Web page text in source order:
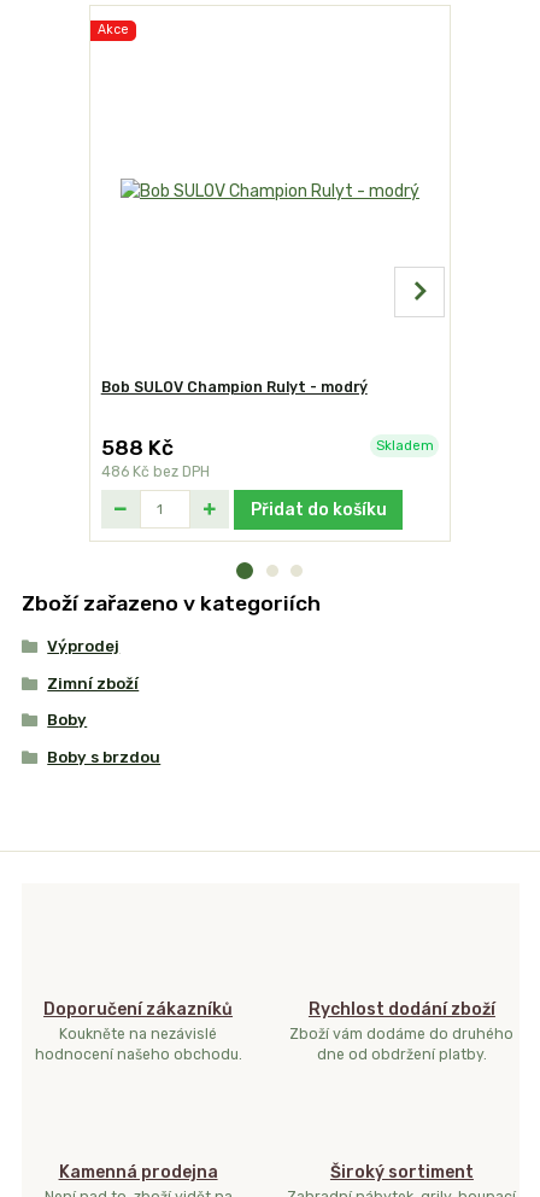
Akce
Bob SULOV Champion Rulyt - modrý
588 Kč
486 Kč bez DPH
Skladem
Přidat do košíku
Zboží zařazeno v kategoriích
Výprodej
Zimní zboží
Boby
Boby s brzdou
Doporučení zákazníků
Koukněte na nezávislé
hodnocení našeho obchodu.
Rychlost dodání zboží
Zboží vám dodáme do druhého
dne od obdržení platby.
Kamenná prodejna Široký sortiment